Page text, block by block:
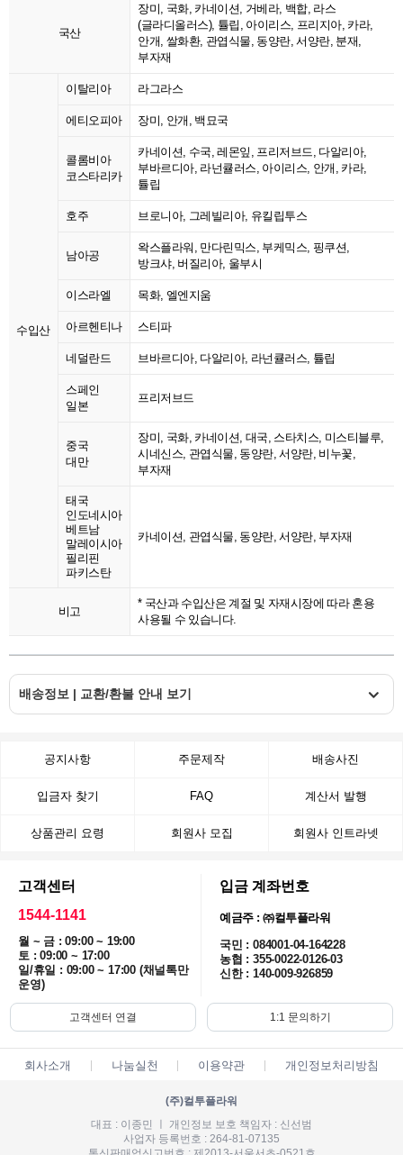
국산
장미, 국화, 카네이션, 거베라, 백합, 라스
(글라디올러스), 튤립, 아이리스, 프리지아, 카라,
안개, 쌀화환, 관엽식물, 동양란, 서양란, 분재,
부자재
수입산
이탈리아 라그라스
에티오피아 장미, 안개, 백묘국
콜롬비아
코스타리카
카네이션, 수국, 레몬잎, 프리저브드, 다알리아,
부바르디아, 라넌큘러스, 아이리스, 안개, 카라,
튤립
호주 브로니아, 그레빌리아, 유킬립투스
남아공
왁스플라워, 만다린믹스, 부케믹스, 핑쿠션,
방크샤, 버질리아, 울부시
이스라엘 목화, 엘엔지움
아르헨티나 스티파
네덜란드 브바르디아, 다알리아, 라넌큘러스, 튤립
스페인
일본
프리저브드
중국
대만
장미, 국화, 카네이션, 대국, 스타치스, 미스티블루,
시네신스, 관엽식물, 동양란, 서양란, 비누꽃,
부자재
태국
인도네시아
베트남
말레이시아
필리핀
파키스탄
카네이션, 관엽식물, 동양란, 서양란, 부자재
비고
* 국산과 수입산은 계절 및 자재시장에 따라 혼용
사용될 수 있습니다.
배송정보 | 교환/환불 안내 보기
공지사항 주문제작 배송사진
입금자 찾기 FAQ 계산서 발행
상품관리 요령 회원사 모집 회원사 인트라넷
고객센터
1544-1141
월 ~ 금 : 09:00 ~ 19:00
토 : 09:00 ~ 17:00
일/휴일 : 09:00 ~ 17:00 (채널톡만
운영)
입금 계좌번호
예금주 : ㈜컬투플라워
국민 : 084001-04-164228
농협 : 355-0022-0126-03
신한 : 140-009-926859
고객센터 연결 1:1 문의하기
회사소개 나눔실천 이용약관 개인정보처리방침
(주)컬투플라워
대표 : 이종민 ㅣ 개인정보 보호 책임자 : 신선범
사업자 등록번호 : 264-81-07135